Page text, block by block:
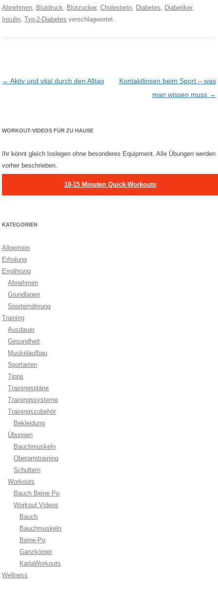
Abnehmen, Blutdruck, Blutzucker,Cholesterin, Diabetes, Diabetiker,
Insulin,Typ-2-Diabetes verschlagwortet.
Post navigation
← Aktiv und vital durch den Alltag
Kontaktlinsen beim Sport – was
man wissen muss →
WORKOUT-VIDEOS FÜR ZU HAUSE
Ihr könnt gleich loslegen ohne besonderes Equipment. Alle Übungen werden
vorher beschrieben.
10-15 Minuten Quick-Workouts
KATEGORIEN
Allgemein
Erholung
Ernährung
Abnehmen
Grundlagen
Sporternährung
Training
Ausdauer
Gesundheit
Muskelaufbau
Sportarten
Tipps
Trainingspläne
Trainingssysteme
Trainingszubehör
Bekleidung
Übungen
Bauchmuskeln
Oberarmtraining
Schultern
Workouts
Bauch Beine Po
Workout Videos
Bauch
Bauchmuskeln
Beine-Po
Ganzkörper
KarlaWorkouts
Wellness